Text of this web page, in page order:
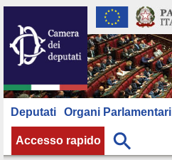
Deputati Organi Parlamentari
Accesso rapido